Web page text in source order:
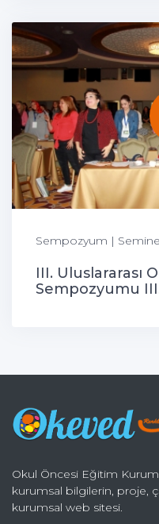
Sempozyum |
III. Uluslararası
Sempozyumu
Okul Öncesi Eğitim
kurumsal bilgilerin, proje,
kurumsal web sitesi.